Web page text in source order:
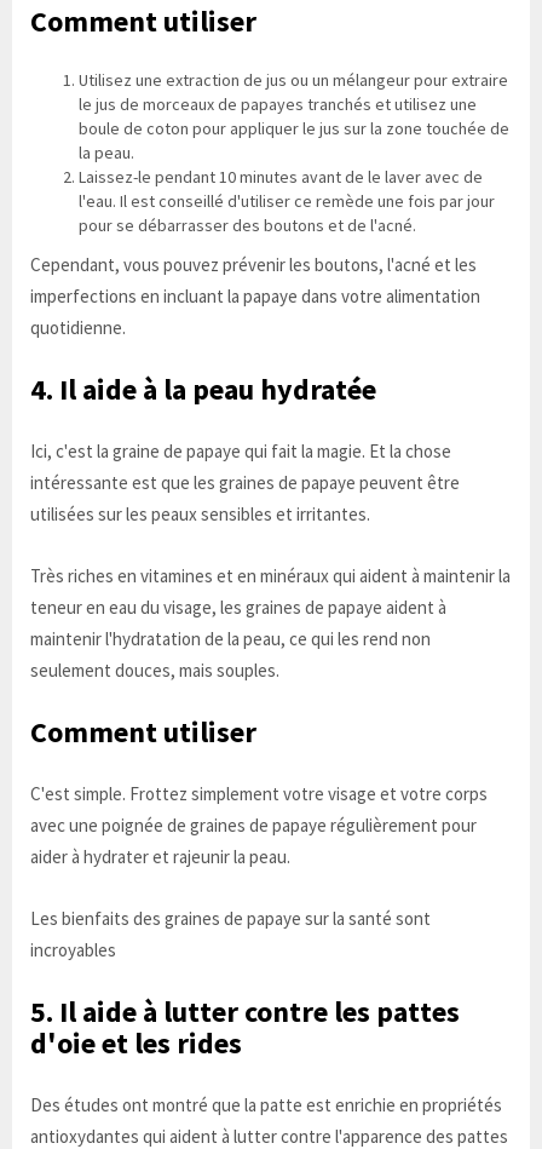
Comment utiliser
Utilisez une extraction de jus ou un mélangeur pour extraire
le jus de morceaux de papayes tranchés et utilisez une
boule de coton pour appliquer le jus sur la zone touchée de
la peau.
Laissez-le pendant 10 minutes avant de le laver avec de
l'eau. Il est conseillé d'utiliser ce remède une fois par jour
pour se débarrasser des boutons et de l'acné.
Cependant, vous pouvez prévenir les boutons, l'acné et les
imperfections en incluant la papaye dans votre alimentation
quotidienne.
4. Il aide à la peau hydratée
Ici, c'est la graine de papaye qui fait la magie. Et la chose
intéressante est que les graines de papaye peuvent être
utilisées sur les peaux sensibles et irritantes.
Très riches en vitamines et en minéraux qui aident à maintenir la
teneur en eau du visage, les graines de papaye aident à
maintenir l'hydratation de la peau, ce qui les rend non
seulement douces, mais souples.
Comment utiliser
C'est simple. Frottez simplement votre visage et votre corps
avec une poignée de graines de papaye régulièrement pour
aider à hydrater et rajeunir la peau.
Les bienfaits des graines de papaye sur la santé sont
incroyables
5. Il aide à lutter contre les pattes
d'oie et les rides
Des études ont montré que la patte est enrichie en propriétés
antioxydantes qui aident à lutter contre l'apparence des pattes